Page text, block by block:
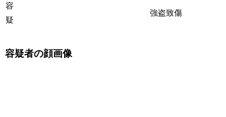
容
疑
強盗致傷
容疑者の顔画像